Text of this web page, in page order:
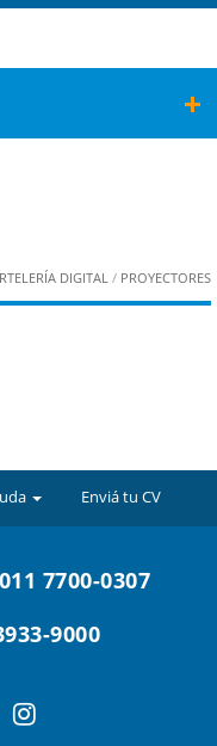
DIGITAL / PROYECTORES
Enviá tu CV
011 7700-0307
9000